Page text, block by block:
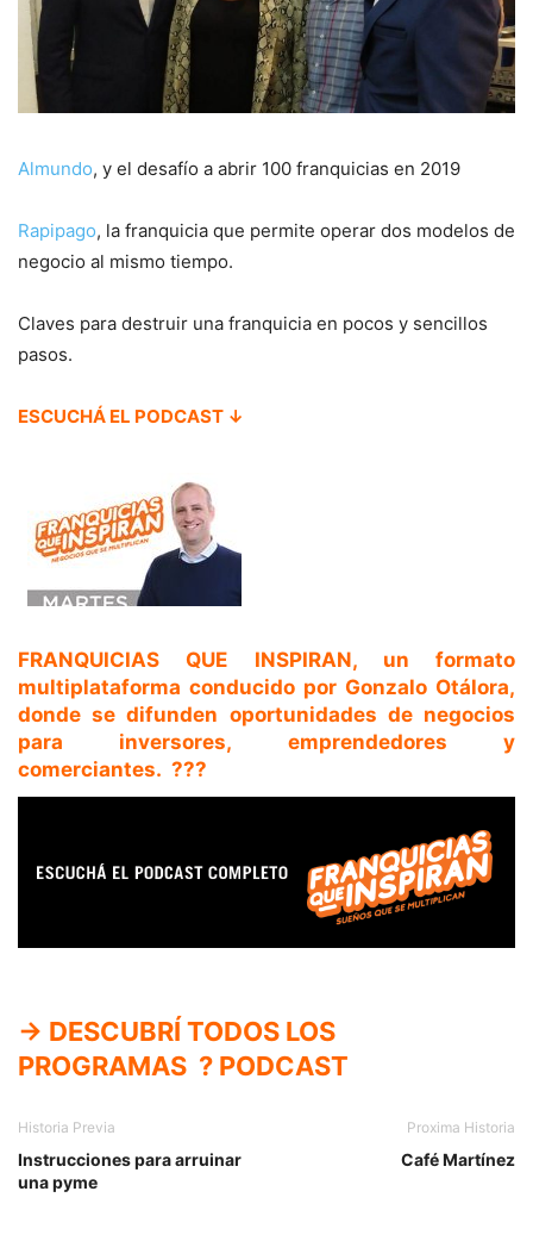
Almundo, y el desafío a abrir 100 franquicias en 2019
Rapipago, la franquicia que permite operar dos modelos de
negocio al mismo tiempo.
Claves para destruir una franquicia en pocos y sencillos
pasos.
ESCUCHÁ EL PODCAST ↓
FRANQUICIAS QUE INSPIRAN, un formato
multiplataforma conducido por Gonzalo Otálora,
donde se difunden oportunidades de negocios
para inversores, emprendedores y
comerciantes. ??️?
→ DESCUBRÍ TODOS LOS
PROGRAMAS ? PODCAST
Historia Previa
Instrucciones para arruinar
una pyme
Proxima Historia
Café Martínez